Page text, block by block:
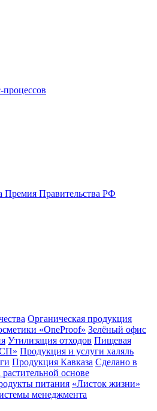
процессов
Премия Правительства РФ
Органическая продукция
«OneProof» Зелёный офис
Утилизация отходов Пищевая
Продукция и услуги халяль
Продукция Кавказа Сделано в
основе
питания «Листок жизни»
менеджмента